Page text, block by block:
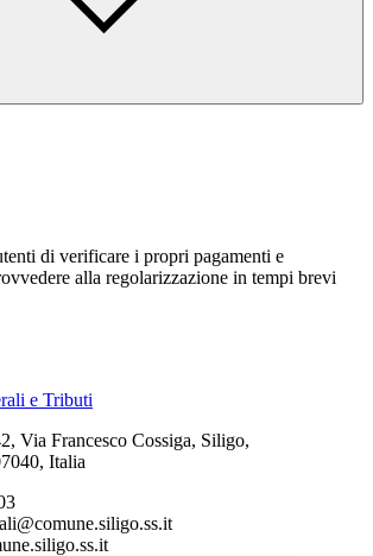
di verificare i propri pagamenti e
alla regolarizzazione in tempi brevi
e Tributi
Via Francesco Cossiga, Siligo,
Italia